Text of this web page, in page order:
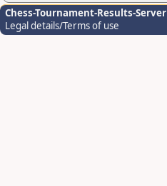
Chess-Tournament-Results-Server
Legal details/Terms of use